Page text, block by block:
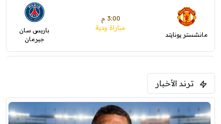
مانشستر يونايتد
3:00 م
مباراة ودية
باريس سان
جيرمان
فرينتسفاروشي
ترند الأخبار